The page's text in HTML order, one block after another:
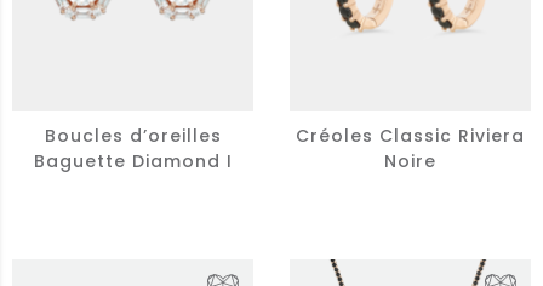
Boucles d’oreilles
Baguette Diamond I
Créoles Classic Riviera
Noire